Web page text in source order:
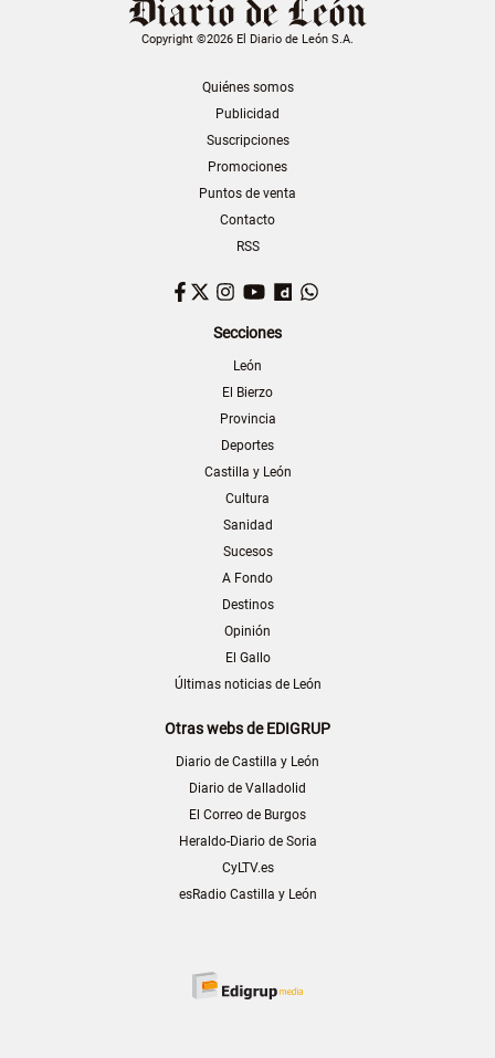
Copyright ©2026 El Diario de León S.A.
Quiénes somos
Publicidad
Suscripciones
Promociones
Puntos de venta
Contacto
RSS
Facebook
TwitterInstagram
YouTubeDailymotion
Secciones
León
El Bierzo
Provincia
Deportes
Castilla y León
Cultura
Sanidad
Sucesos
A Fondo
Destinos
Opinión
El Gallo
Últimas noticias de León
Otras webs de EDIGRUP
Diario de Castilla y León
Diario de Valladolid
El Correo de Burgos
Heraldo-Diario de Soria
CyLTV.es
esRadio Castilla y León